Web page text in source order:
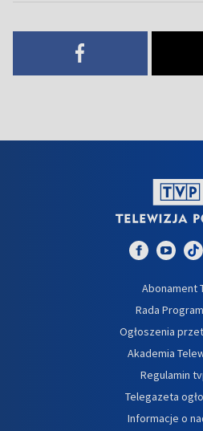
Abonament
Rada
Ogłoszenia
Akademia
Regulamin
Telegazeta
Informacje o